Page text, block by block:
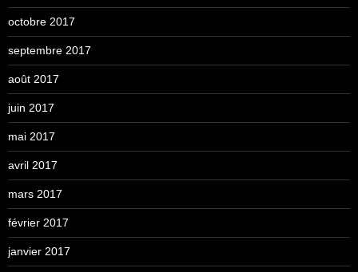
octobre 2017
septembre 2017
août 2017
juin 2017
mai 2017
avril 2017
mars 2017
février 2017
janvier 2017